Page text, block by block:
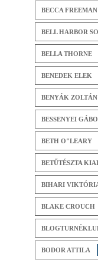
BECCA FREEMAN
BELL HARBOR
BELLA THORNE
BENEDEK ELEK
BENYÁK ZOLTÁN
BESSENYEI
BETH O"LEARY
BETŰTÉSZTA
BIHARI
BLAKE CROUCH
BODOR ATTILA